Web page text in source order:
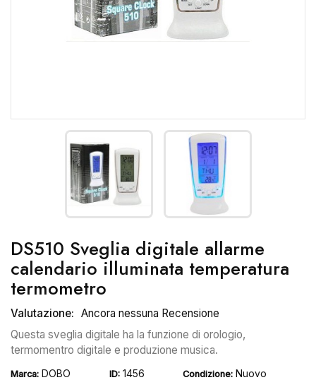
DS510 Sveglia digitale allarme
calendario illuminata temperatura
termometro
Valutazione: Ancora nessuna Recensione
Questa sveglia digitale ha la funzione di orologio,
termomentro digitale e produzione musica.
Marca: DOBO ID: 1456 Condizione: Nuovo